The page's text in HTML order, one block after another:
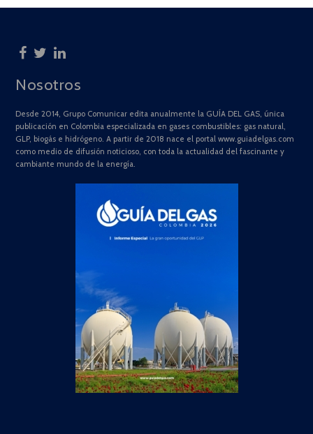
Nosotros
Desde 2014, Grupo Comunicar edita anualmente la GUÍA DEL GAS, única
publicación en Colombia especializada en gases combustibles: gas natural,
GLP, biogás e hidrógeno. A partir de 2018 nace el portal www.guiadelgas.com
como medio de difusión noticioso, con toda la actualidad del fascinante y
cambiante mundo de la energía.